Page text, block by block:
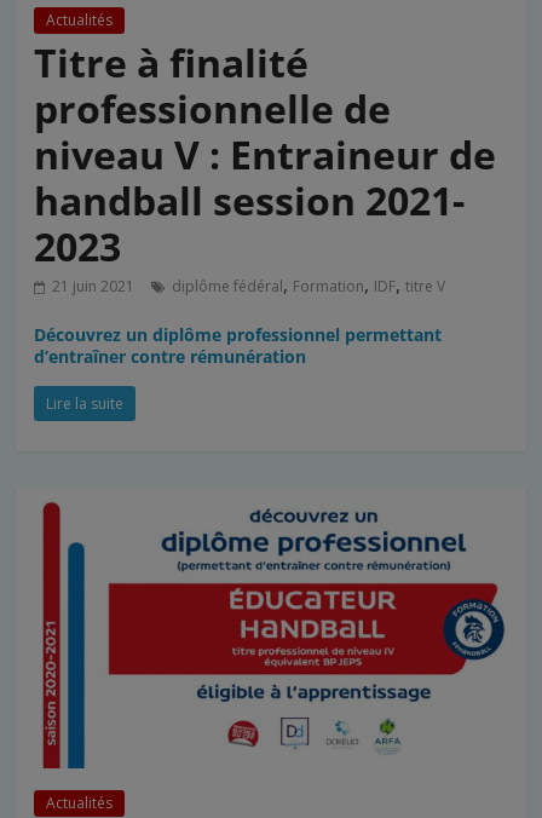
Actualités
Titre à finalité
professionnelle de
niveau V : Entraineur de
handball session 2021-
2023
21 juin 2021 diplôme fédéral, Formation, IDF,titre V
Découvrez un diplôme professionnel permettant
d’entraîner contre rémunération
Lire la suite
Actualités